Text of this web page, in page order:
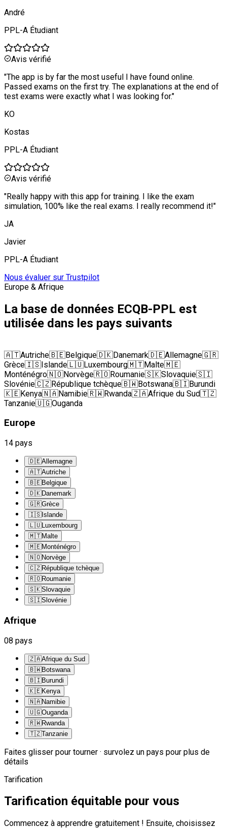
André
PPL-A Étudiant
Avis vérifié
"The app is by far the most useful I have found online.
Passed exams on the first try. The explanations at the end of
test exams were exactly what I was looking for."
KO
Kostas
PPL-A Étudiant
Avis vérifié
"Really happy with this app for training. I like the exam
simulation, 100% like the real exams. I really recommend it!"
JA
Javier
PPL-A Étudiant
Nous évaluer sur Trustpilot
Europe & Afrique
La base de données ECQB-PPL est
utilisée dans les pays suivants
🇦🇹Autriche🇧🇪Belgique🇩🇰Danemark🇩🇪Allemagne🇬🇷
Grèce🇮🇸Islande🇱🇺Luxembourg🇲🇹Malte🇲🇪
Monténégro🇳🇴Norvège🇷🇴Roumanie🇸🇰Slovaquie🇸🇮
Slovénie🇨🇿République tchèque🇧🇼Botswana🇧🇮Burundi
🇰🇪Kenya🇳🇦Namibie🇷🇼Rwanda🇿🇦Afrique du Sud🇹🇿
Tanzanie🇺🇬Ouganda
Europe
14 pays
🇩🇪Allemagne
🇦🇹Autriche
🇧🇪Belgique
🇩🇰Danemark
🇬🇷Grèce
🇮🇸Islande
🇱🇺Luxembourg
🇲🇹Malte
🇲🇪Monténégro
🇳🇴Norvège
🇨🇿République tchèque
🇷🇴Roumanie
🇸🇰Slovaquie
🇸🇮Slovénie
Afrique
08 pays
🇿🇦Afrique du Sud
🇧🇼Botswana
🇧🇮Burundi
🇰🇪Kenya
🇳🇦Namibie
🇺🇬Ouganda
🇷🇼Rwanda
🇹🇿Tanzanie
Faites glisser pour tourner · survolez un pays pour plus de
détails
Tarification
Tarification équitable pour vous
Commencez à apprendre gratuitement ! Ensuite, choisissez